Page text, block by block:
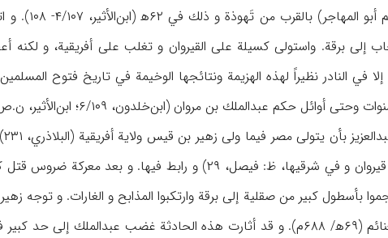
البربر، و قتلوه هو و
إلى برقة. واستولى كسيلة على القيروان و تغلب على أفريقية، و
و
الجانب الآخر توجه كسيلة من القيروان إلى ممش (قرب قيروان و في شرقيها، ظ:
بأسطول كبير من صقلية إلى برقة وارتكبوا المذابح و الغارات. و توجه
الحرب معهم و عاد الروم إلى القسطنطينية محملين بالغنائم (۶۹ه‍/ ۶۸۸م). و قد أثارت هذه الحادثة